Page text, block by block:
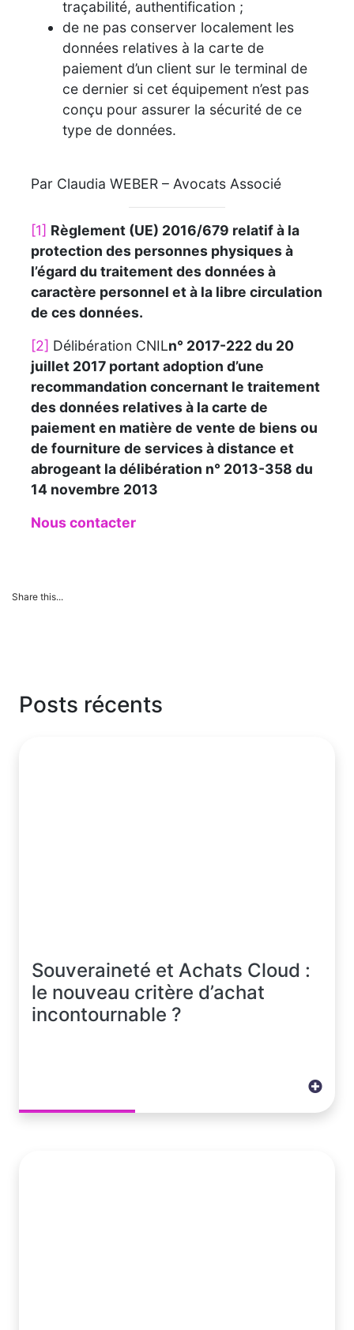
traçabilité, authentification ;
de ne pas conserver localement les
données relatives à la carte de
paiement d’un client sur le terminal de
ce dernier si cet équipement n’est pas
conçu pour assurer la sécurité de ce
type de données.
Par Claudia WEBER – Avocats Associé
[1] Règlement (UE) 2016/679 relatif à la
protection des personnes physiques à
l’égard du traitement des données à
caractère personnel et à la libre circulation
de ces données.
[2] Délibération CNILn° 2017-222 du 20
juillet 2017 portant adoption d’une
recommandation concernant le traitement
des données relatives à la carte de
paiement en matière de vente de biens ou
de fourniture de services à distance et
abrogeant la délibération n° 2013-358 du
14 novembre 2013
Nous contacter
Share this...
Posts récents
Souveraineté et Achats Cloud :
le nouveau critère d’achat
incontournable ?